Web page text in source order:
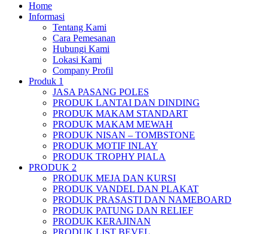
Home
Informasi
Tentang Kami
Cara Pemesanan
Hubungi Kami
Lokasi Kami
Company Profil
Produk 1
JASA PASANG POLES
PRODUK LANTAI DAN DINDING
PRODUK MAKAM STANDART
PRODUK MAKAM MEWAH
PRODUK NISAN – TOMBSTONE
PRODUK MOTIF INLAY
PRODUK TROPHY PIALA
PRODUK 2
PRODUK MEJA DAN KURSI
PRODUK VANDEL DAN PLAKAT
PRODUK PRASASTI DAN NAMEBOARD
PRODUK PATUNG DAN RELIEF
PRODUK KERAJINAN
PRODUK LIST BEVEL